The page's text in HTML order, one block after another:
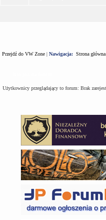
Przejdź do VW Zone | Nawigacja: Strona główna
Użytkownicy przeglądający to forum: Brak